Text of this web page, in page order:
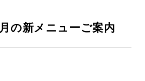
の新メニューご案内